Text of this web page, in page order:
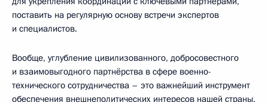
поставить на регулярную основу встречи экспертов
и специалистов.
Вообще, углубление цивилизованного, добросовестного
и взаимовыгодного партнёрства в сфере военно-
технического сотрудничества – это важнейший инструмент
обеспечения внешнеполитических интересов нашей страны.